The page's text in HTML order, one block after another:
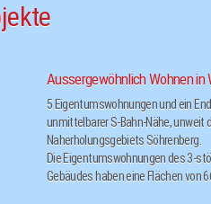
Aussergewöhnlich Wohnen
5 Eigentumswohnungen und ein
unmittelbarer S-Bahn-Nähe, unweit
Naherholungsgebiets Söhrenberg.
Die Eigentumswohnungen des 3-
Gebäudes haben eine Flächen von